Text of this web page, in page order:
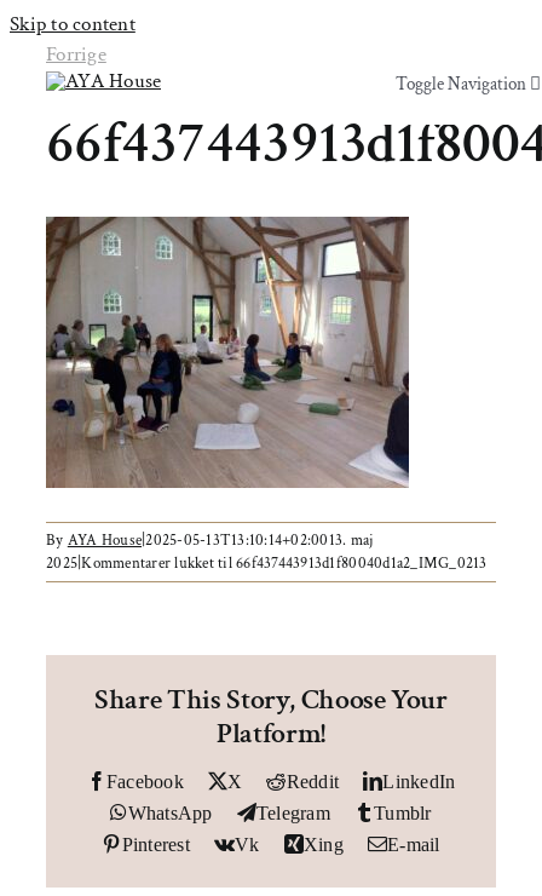
Skip to content
Toggle Navigation
Yoga & Bevægelse
Behandling
Events
Uddannelser & kurser
Lokaler
Om AYA House
Toggle Navigation
Yoga & Bevægelse
Behandling
Events
Uddannelser & kurser
Lokaler
Om AYA House
Forrige
By AYA House|2025-05-13T13:10:14+02:0013. maj
2025|Kommentarer lukkettil 66f437443913d1f80040d1a2_IMG_0213
Share This Story, Choose Your
Platform!
Facebook X Reddit
LinkedIn
WhatsApp
Telegram
Tumblr
Pinterest
Vk Xing E-mail